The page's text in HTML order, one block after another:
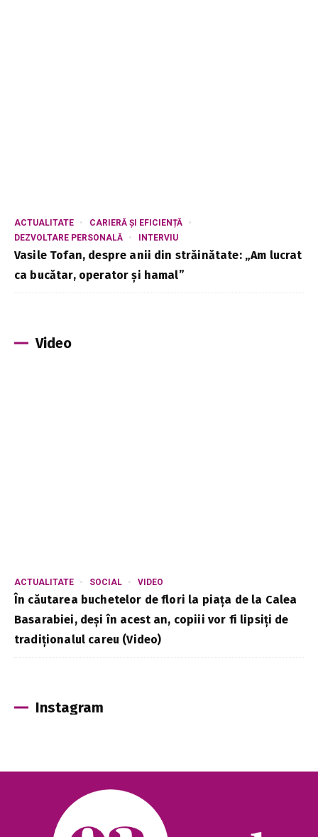
ACTUALITATE
CARIERĂ ȘI EFICIENȚĂ
DEZVOLTARE PERSONALĂ
INTERVIU
Vasile Tofan, despre anii din străinătate: „Am lucrat
ca bucătar, operator și hamal”
Video
ACTUALITATE SOCIAL VIDEO
În căutarea buchetelor de flori la piața de la Calea
Basarabiei, deși în acest an, copiii vor fi lipsiți de
tradiționalul careu (Video)
Instagram